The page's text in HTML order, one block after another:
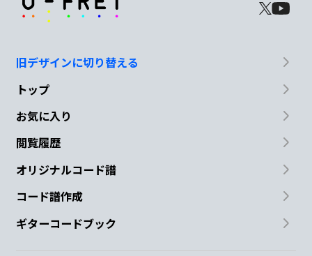
旧デザインに切り替える
トップ
お気に入り
閲覧履歴
オリジナルコード譜
コード譜作成
ギターコードブック